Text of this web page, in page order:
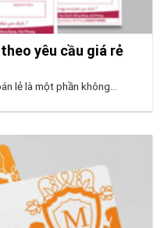
yêu cầu giá rẻ
lẻ là một phần không...